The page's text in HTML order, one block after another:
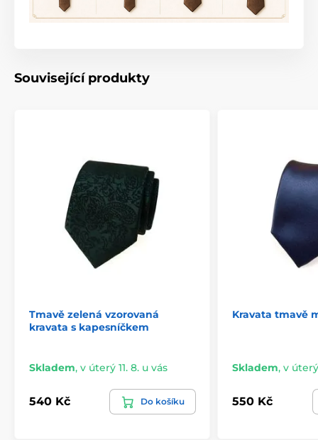
Související produkty
Tmavě zelená vzorovaná
kravata s kapesníčkem
Skladem, v úterý 11. 8. u vás
540 Kč Do košíku
Kravata tmavě
Skladem, v úterý
550 Kč